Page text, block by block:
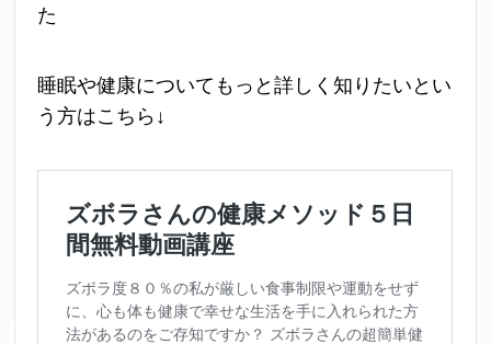
た
睡眠や健康についてもっと詳しく知りたいとい
う方はこちら↓